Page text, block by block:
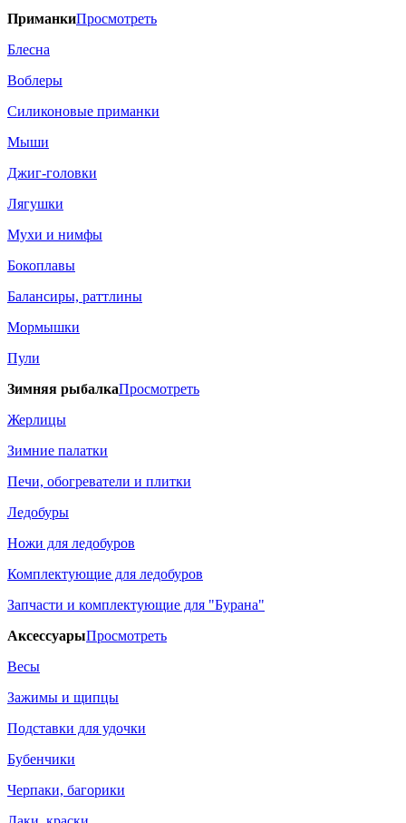
ПриманкиПросмотреть
Блесна
Воблеры
Силиконовые приманки
Мыши
Джиг-головки
Лягушки
Мухи и нимфы
Бокоплавы
Балансиры, раттлины
Мормышки
Пули
Зимняя рыбалкаПросмотреть
Жерлицы
Зимние палатки
Печи, обогреватели и плитки
Ледобуры
Ножи для ледобуров
Комплектующие для ледобуров
Запчасти и комплектующие для "Бурана"
АксессуарыПросмотреть
Весы
Зажимы и щипцы
Подставки для удочки
Бубенчики
Черпаки, багорики